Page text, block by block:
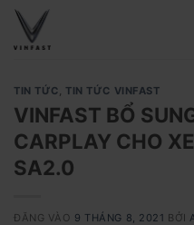
Bỏ
qua
nội
TIN TỨC,TIN TỨC VINFAST
VINFAST BỔ
CARPLAY CHO
SA2.0
ĐĂNG VÀO 9 THÁNG 8, 2021 BỞI